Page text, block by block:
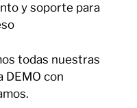
y soporte para
todas nuestras
DEMO con